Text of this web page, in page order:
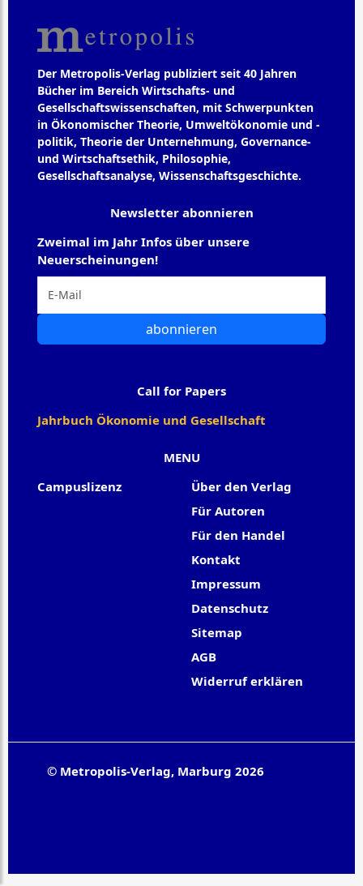
Der Metropolis-Verlag publiziert seit 40 Jahren
Bücher im Bereich Wirtschafts- und
Gesellschaftswissenschaften, mit Schwerpunkten
in Ökonomischer Theorie, Umweltökonomie und -
politik, Theorie der Unternehmung, Governance-
und Wirtschaftsethik, Philosophie,
Gesellschaftsanalyse, Wissenschaftsgeschichte.
MENU
Campuslizenz
Über den Verlag
Für Autoren
Für den Handel
Kontakt
Impressum
Datenschutz
Sitemap
AGB
Widerruf erklären
Newsletter abonnieren
Zweimal im Jahr Infos über unsere
Neuerscheinungen!
abonnieren
Call for Papers
Jahrbuch Ökonomie und Gesellschaft
© Metropolis-Verlag, Marburg 2026